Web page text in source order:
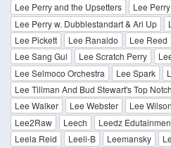
Lee Perry and the Upsetters
Lee
Lee Perry w. Dubblestandart & Ari Up
Lee Pickett
Lee Ranaldo Lee Reed
Lee Sang Gul
Lee Scratch Perry
Lee Selmoco Orchestra
Lee Spark
Lee Tillman And Bud Stewart's Top
Lee Walker
Lee Webster
Lee
Lee2Raw
Leech Leedz
Leela Reid
Leeli-B Leemansky